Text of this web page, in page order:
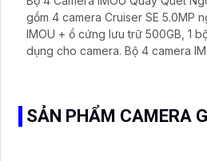
gồm 4 camera Cruiser SE 5.0MP
IMOU + ổ cứng lưu trữ 500GB, 1
dụng cho camera. Bộ 4 camera
SẢN PHẨM CAMERA